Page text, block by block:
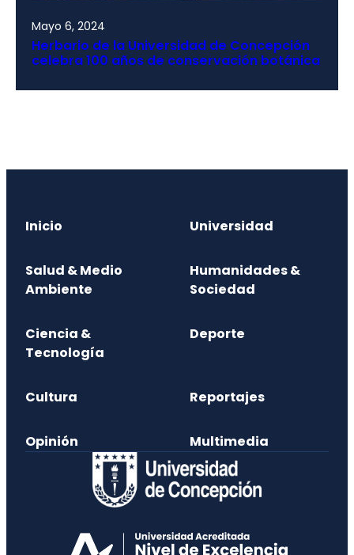
Mayo 6, 2024
Herbario de la Universidad de Concepción
celebra 100 años de conservación botánica
Inicio Universidad
Salud & Medio
Ambiente
Humanidades &
Sociedad
Ciencia &
Tecnología
Deporte
Cultura Reportajes
Opinión Multimedia